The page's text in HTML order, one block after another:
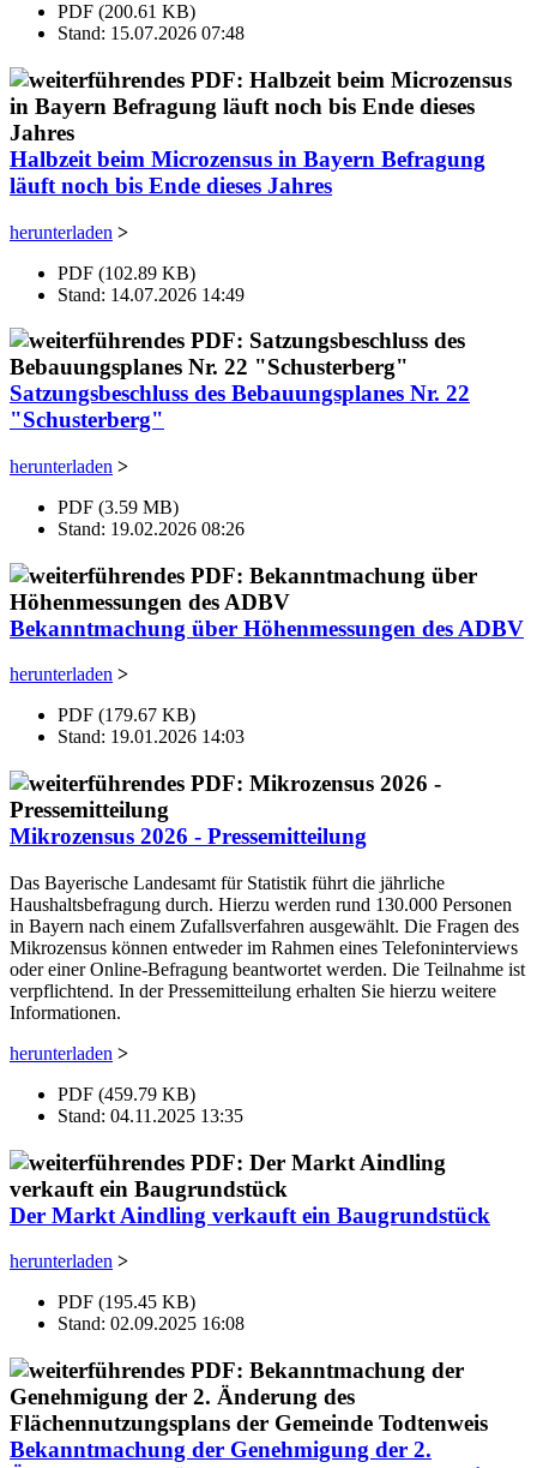
PDF (200.61 KB)
Stand: 15.07.2026 07:48
Halbzeit beim Microzensus in Bayern Befragung
läuft noch bis Ende dieses Jahres
herunterladen >
PDF (102.89 KB)
Stand: 14.07.2026 14:49
Satzungsbeschluss des Bebauungsplanes Nr. 22
"Schusterberg"
herunterladen >
PDF (3.59 MB)
Stand: 19.02.2026 08:26
Bekanntmachung über Höhenmessungen des ADBV
herunterladen >
PDF (179.67 KB)
Stand: 19.01.2026 14:03
Mikrozensus 2026 - Pressemitteilung
Das Bayerische Landesamt für Statistik führt die jährliche
Haushaltsbefragung durch. Hierzu werden rund 130.000 Personen
in Bayern nach einem Zufallsverfahren ausgewählt. Die Fragen des
Mikrozensus können entweder im Rahmen eines Telefoninterviews
oder einer Online-Befragung beantwortet werden. Die Teilnahme ist
verpflichtend. In der Pressemitteilung erhalten Sie hierzu weitere
Informationen.
herunterladen >
PDF (459.79 KB)
Stand: 04.11.2025 13:35
Der Markt Aindling verkauft ein Baugrundstück
herunterladen >
PDF (195.45 KB)
Stand: 02.09.2025 16:08
Bekanntmachung der Genehmigung der 2.